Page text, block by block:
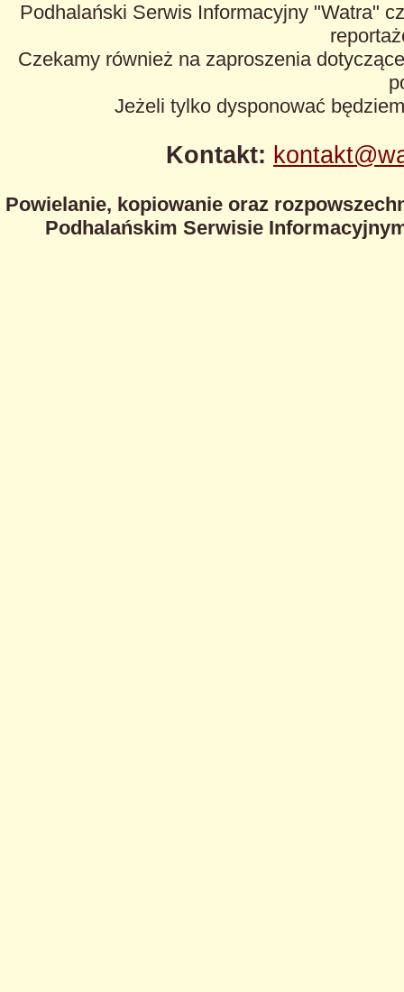
Podhalański Serwis Informacyjny "Watra"
Czekamy również na zaproszenia
Jeżeli tylko dysponować
Kontakt:
Powielanie, kopiowanie oraz
Podhalańskim Serwisie